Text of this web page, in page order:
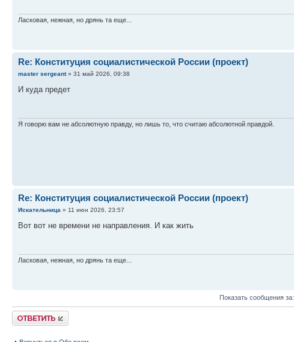
Ласковая, нежная, но дрянь та еще...
Re: Конституция социалистической России (проект)
master sergeant» 31 май 2026, 09:38
И куда предет
Я говорю вам не абсолютную правду, но лишь то, что считаю абсолютной правдой.
Re: Конституция социалистической России (проект)
Искательница » 11 июн 2026, 23:57
Вот вот не времени не направления. И как жить
Ласковая, нежная, но дрянь та еще...
Показать сообщения за:
Ответить